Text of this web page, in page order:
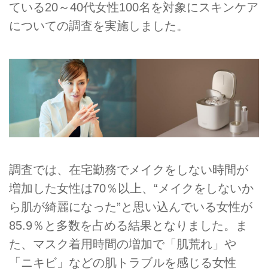
ている20～40代女性100名を対象にスキンケア
についての調査を実施しました。
調査では、在宅勤務でメイクをしない時間が
増加した女性は70％以上、“メイクをしないか
ら肌が綺麗になった”と思い込んでいる女性が
85.9％と多数を占める結果となりました。ま
た、マスク着用時間の増加で「肌荒れ」や
「ニキビ」などの肌トラブルを感じる女性